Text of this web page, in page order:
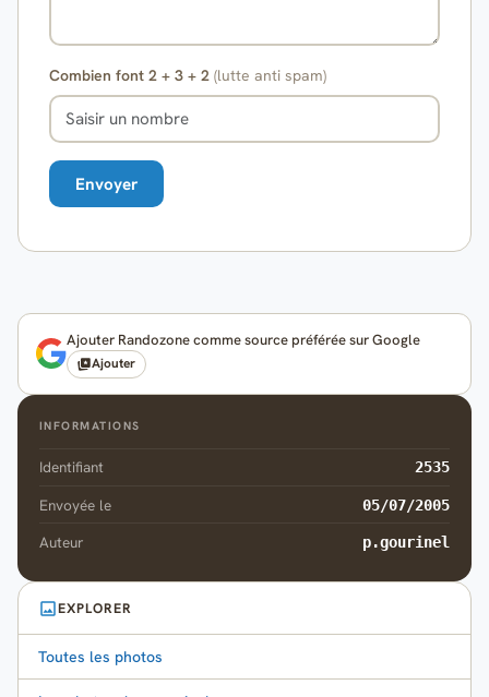
Combien font 2 + 3 + 2 (lutte anti spam)
Ajouter Randozone comme source préférée sur Google
Ajouter
INFORMATIONS
Identifiant 2535
Envoyée le 05/07/2005
Auteur p.gourinel
EXPLORER
Toutes les photos